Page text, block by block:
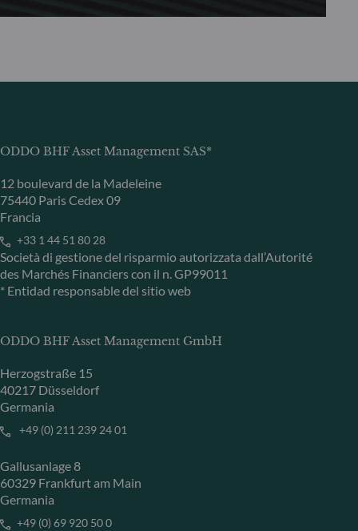
ODDO BHF Asset Management SAS*
12 boulevard de la Madeleine
75440 Paris Cedex 09
Francia
+33 1 44 51 80 28
Società di gestione del risparmio autorizzata dall’Autorité
des Marchés Financiers con il n. GP99011
* Entidad responsable del sitio web
ODDO BHF Asset Management GmbH
Herzogstraße 15
40217 Düsseldorf
Germania
+49 (0) 211 239 24 01
Gallusanlage 8
60329 Frankfurt am Main
Germania
+49 (0) 69 920 50 0